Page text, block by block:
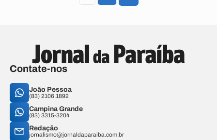
Contate-nos
João Pessoa
(83) 2106.1892
Campina Grande
(83) 3315-3204
Redação
jornalismo@jornaldaparaiba.com.br